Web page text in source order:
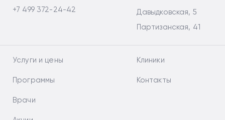
+7 499 372-24-42
Давыдковская, 5
Партизанская, 41
Услуги и цены
Программы
Врачи
Клиники
Контакты